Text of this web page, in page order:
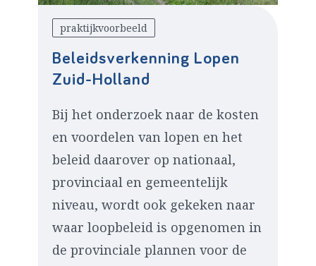
praktijkvoorbeeld
Beleidsverkenning Lopen
Zuid-Holland
Bij het onderzoek naar de kosten
en voordelen van lopen en het
beleid daarover op nationaal,
provinciaal en gemeentelijk
niveau, wordt ook gekeken naar
waar loopbeleid is opgenomen in
de provinciale plannen voor de